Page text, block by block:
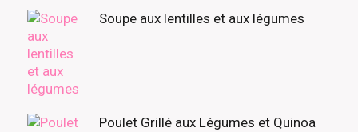
Soupe aux lentilles et aux légumes
Poulet Grillé aux Légumes et Quinoa